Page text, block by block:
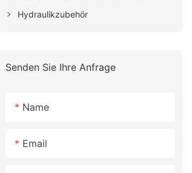
Hydraulikzubehör
Senden Sie Ihre Anfrage
Name
Email